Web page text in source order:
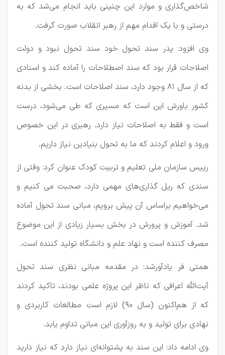
شاخص‌گذاری و موارد این چنینی باید انجام می‌شد که به
درستی و با یک اقدام مهم از رهبر انقلاب صورت گرفت.
وی افزود: پدر سند تحول خود سند تحول نبود و دولت
اصلاحات قرار بود که سند اصطلاحات را آماده کند و اسنادی
که از سال ۸۱ وجود دارد، سند اصلاحات است. بخشی از بدنه
کشور باورش این است که مسیری که طی می‌شود، درست
است و فقط به اصلاحات نیاز دارد. رهبری در این خصوص
ورود و اعلام کردند که ما به تحول بنیادین نیاز داریم.
رییس سازمان ملی تعلیم و تربیت کودک عنوان کرد: وقتی از
سندی که ریل گذاری‌های مهمی دارد، صحبت می کنیم و
می‌خواهیم براساس آن پیش برویم، مبانی سند تحول آماده
شد. آموزش و پرورش در بخش بسیار زیادی از این موضوع
مصرف کننده است و نهاد علم و دانشگاه تولید کننده است.
همتی فر یادآورشد: در مقدمه مبانی نظری سند تحول
آیت‌الله اعرافی که ناظر این پروژه علمی بودند، تاکید کردند
که از هم‌اکنون (سال ۹۰) لازم است مطالعات کاربردی و
نهادی برای تولید و به روزآوری این مبانی تداوم یابد.
وی ادامه داد: این سند به پشتوانه‌ای نیاز دارد که نیاز دارید